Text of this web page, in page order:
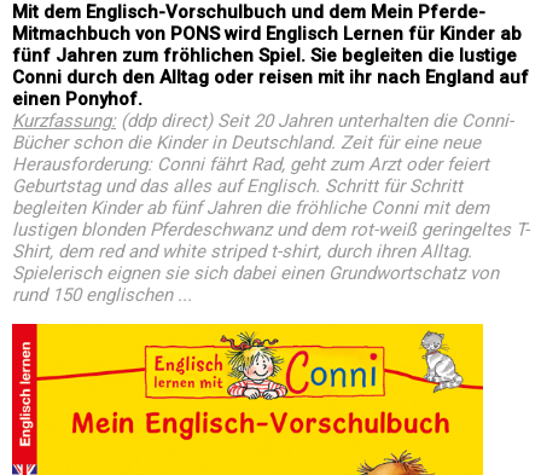
Mit dem Englisch-Vorschulbuch und dem Mein Pferde-
Mitmachbuch von PONS wird Englisch Lernen für Kinder ab
fünf Jahren zum fröhlichen Spiel. Sie begleiten die lustige
Conni durch den Alltag oder reisen mit ihr nach England auf
einen Ponyhof.
Kurzfassung:(ddp direct) Seit 20 Jahren unterhalten die Conni-
Bücher schon die Kinder in Deutschland. Zeit für eine neue
Herausforderung: Conni fährt Rad, geht zum Arzt oder feiert
Geburtstag und das alles auf Englisch. Schritt für Schritt
begleiten Kinder ab fünf Jahren die fröhliche Conni mit dem
lustigen blonden Pferdeschwanz und dem rot-weiß geringeltes T-
Shirt, dem red and white striped t-shirt, durch ihren Alltag.
Spielerisch eignen sie sich dabei einen Grundwortschatz von
rund 150 englischen ...